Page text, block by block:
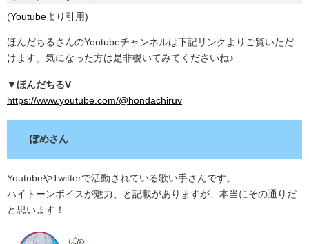
(Youtubeより引用)
ほんだちるさんのYoutubeチャンネルは下記リンクよりご覧いただ
けます。気になった方は是非覗いてみてくださいね♪
▼ほんだちるV
https://www.youtube.com/@hondachiruv
ぽめさん
YoutubeやTwitterで活動されている歌い手さんです。
ハイトーンボイスが魅力、と記載がありますが、本当にその通りだ
と思います！